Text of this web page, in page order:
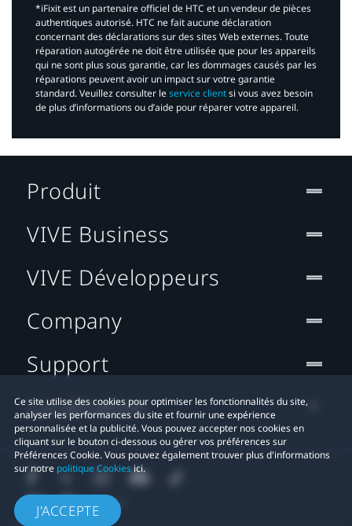
*iFixit est un partenaire officiel de HTC et un vendeur de pièces
authentiques autorisé. HTC ne fait aucune déclaration
concernant des déclarations sur des sites Web externes. Toute
réparation autogérée ne doit être utilisée que pour les appareils
qui ne sont plus sous garantie, car les dommages causés par les
réparations peuvent avoir un impact sur votre garantie
standard. Veuillez consulter leservice clientsi vous avez besoin
de plus d’informations ou d’aide pour réparer votre appareil.​
Ce site utilise des cookies pour optimiser les fonctionnalités du site,
analyser les performances du site et fournir une expérience
personnalisée et la publicité. Vous pouvez accepter nos cookies en
cliquant sur le bouton ci-dessous ou gérer vos préférences sur
Préférences Cookie. Vous pouvez également trouver plus d'informations
sur notre politique Cookiesici.
J'ACCEPTE
Produit
VIVE Business
VIVE Développeurs
Company
Support
Localisation